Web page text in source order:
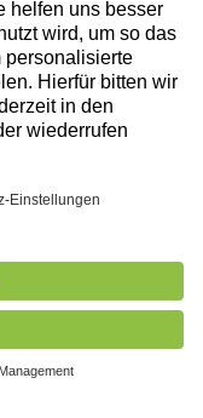
Nicht auf Lager